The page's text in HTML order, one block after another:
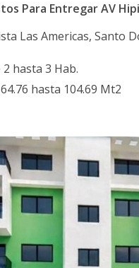
Para Entregar AV
Las Americas, Santo
2 hasta 3 Hab.
64.76 hasta 104.69 Mt2